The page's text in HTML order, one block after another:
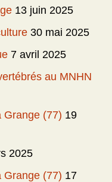
13 juin 2025
30 mai 2025
7 avril 2025
au MNHN
Grange (77) 19
2025
Grange (77) 17